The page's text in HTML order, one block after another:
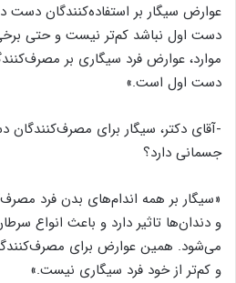
عوارض سیگار بر استفاده‌کنندگان دست
دست اول نباشد کم‌تر نیست و حتی برخی
موارد، عوارض فرد سیگاری بر
دست اول است.»
-آقای دکتر، سیگار برای
جسمانی دارد؟
«سیگار بر همه اندام‌های بدن فرد
و دندان‌ها تاثیر دارد و باعث انواع
می‌شود. همین عوارض برای
و کم‌تر از خود فرد سیگاری نیست.»